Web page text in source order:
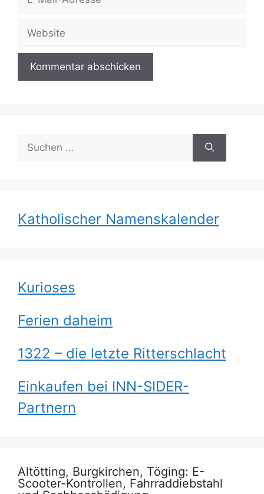
Mail-
nach:
Katholischer Namenskalender
Kurioses
Ferien daheim
1322 – die letzte Ritterschlacht
Einkaufen bei INN-SIDER-
Partnern
Altötting, Burgkirchen, Töging: E-
Scooter-Kontrollen, Fahrraddiebstahl